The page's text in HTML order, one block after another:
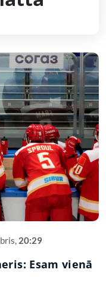
20:29
Esam vienā